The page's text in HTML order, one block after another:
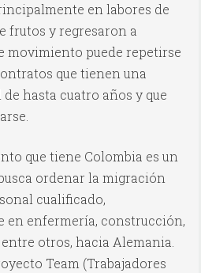
en labores de
frutos y regresaron a
movimiento puede repetirse
que tienen una
hasta cuatro años y que
que tiene Colombia es un
ordenar la migración
cualificado,
en enfermería, construcción,
otros, hacia Alemania.
Team (Trabajadores